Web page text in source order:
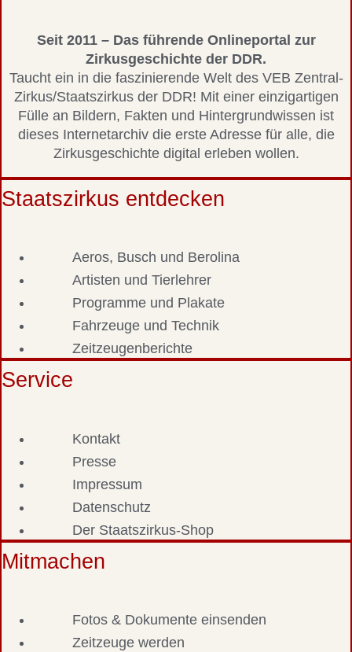
Seit 2011 – Das führende Onlineportal zur
Zirkusgeschichte der DDR.
Taucht ein in die faszinierende Welt des VEB Zentral-
Zirkus/Staatszirkus der DDR! Mit einer einzigartigen
Fülle an Bildern, Fakten und Hintergrundwissen ist
dieses Internetarchiv die erste Adresse für alle, die
Zirkusgeschichte digital erleben wollen.
Staatszirkus entdecken
Aeros, Busch und Berolina
Artisten und Tierlehrer
Programme und Plakate
Fahrzeuge und Technik
Zeitzeugenberichte
Service
Kontakt
Presse
Impressum
Datenschutz
Der Staatszirkus-Shop
Mitmachen
Fotos & Dokumente einsenden
Zeitzeuge werden